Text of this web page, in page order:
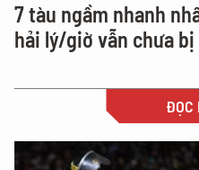
7 tàu ngầm nhanh
hải lý/giờ vẫn chưa bị
ĐỌC